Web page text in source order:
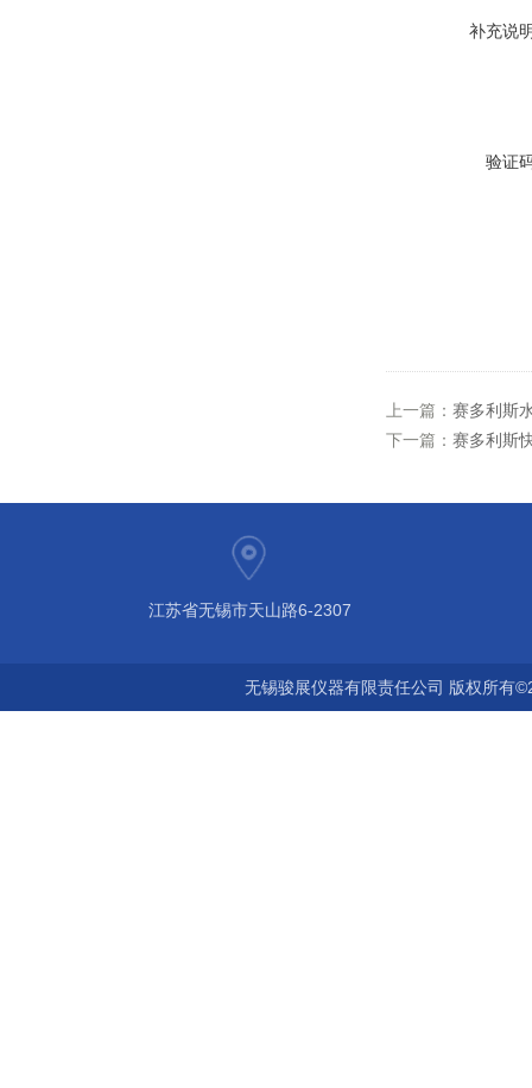
补充说
验证
上一篇： 赛多利斯
下一篇： 赛多利斯
江苏省无锡市天山路6-2307
无锡骏展仪器有限责任公司 版权所有